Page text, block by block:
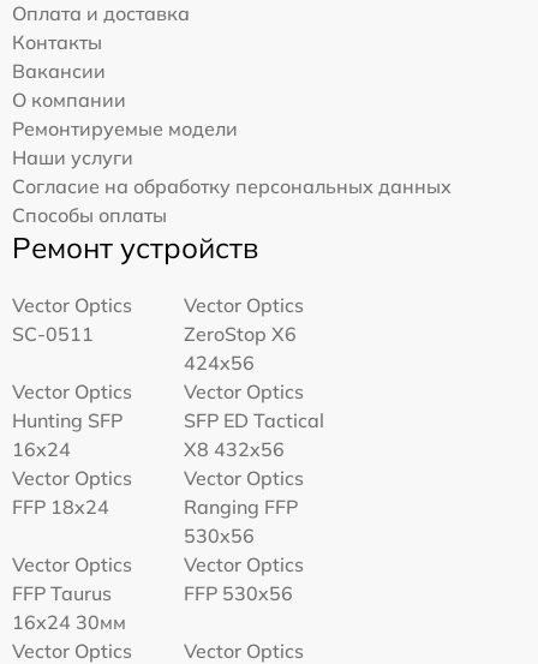
Оплата и доставка
Контакты
Вакансии
О компании
Ремонтируемые модели
Наши услуги
Согласие на обработку персональных данных
Способы оплаты
Ремонт устройств
Vector Optics
SC-0511
Vector Optics
ZeroStop X6
424x56
Vector Optics
Hunting SFP
16x24
Vector Optics
SFP ED Tactical
X8 432x56
Vector Optics
FFP 18x24
Vector Optics
Ranging FFP
530x56
Vector Optics
FFP Taurus
16x24 30мм
Vector Optics
FFP 530x56
Vector Optics
Vector Optics